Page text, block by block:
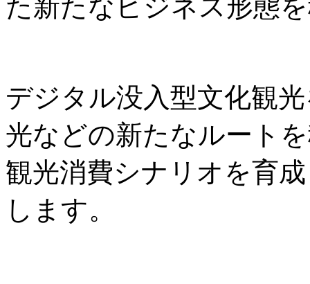
た新たなビジネス形態
デジタル没入型文化観
光などの新たなルート
観光消費シナリオを育
します。